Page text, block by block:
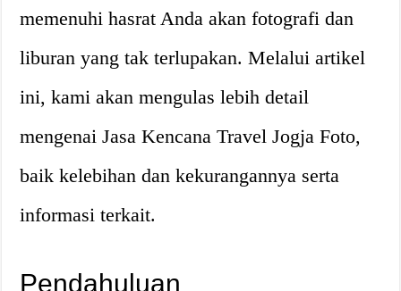
memenuhi hasrat Anda akan fotografi dan
liburan yang tak terlupakan. Melalui artikel
ini, kami akan mengulas lebih detail
mengenai Jasa Kencana Travel Jogja Foto,
baik kelebihan dan kekurangannya serta
informasi terkait.
Pendahuluan